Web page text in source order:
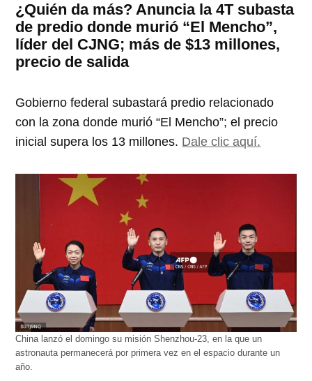
¿Quién da más? Anuncia la 4T subasta
de predio donde murió “El Mencho”,
líder del CJNG; más de $13 millones,
precio de salida
Gobierno federal subastará predio relacionado
con la zona donde murió “El Mencho”; el precio
inicial supera los 13 millones. Dale clic aquí.
China lanzó el domingo su misión Shenzhou-23, en la que un
astronauta permanecerá por primera vez en el espacio durante un
año.